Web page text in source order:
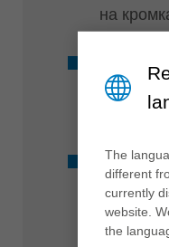
на
для
мелких
The
different
currently
website.
the